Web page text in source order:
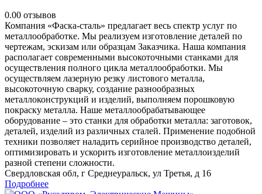
0.00 отзывов
Компания «Фаска-сталь» предлагает весь спектр услуг по
металлообработке. Мы реализуем изготовление деталей по
чертежам, эскизам или образцам Заказчика. Наша компания
располагает современными высокоточными станками для
осуществления полного цикла металлообработки. Мы
осуществляем лазерную резку листового металла,
высокоточную сварку, создание разнообразных
металлоконструкций и изделий, выполняем порошковую
покраску металла. Наше металлообрабатывающее
оборудование – это станки для обработки металла: заготовок,
деталей, изделий из различных сталей. Применение подобной
техники позволяет наладить серийное производство деталей,
оптимизировать и ускорить изготовление металлоизделий
разной степени сложности.
Свердловская обл, г Среднеуральск, ул Третья, д 16
Подробнее